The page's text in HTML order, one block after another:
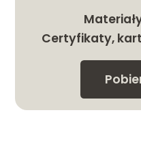
Certyfikaty,